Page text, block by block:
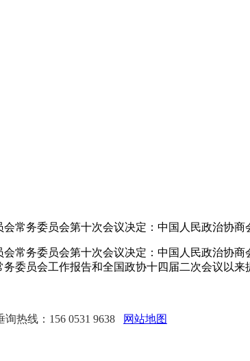
务委员会第十次会议决定：中国人民政治协商
务委员会第十次会议决定：中国人民政治协商
委员会工作报告和全国政协十四届二次会议以
询热线：156 0531 9638
网站地图